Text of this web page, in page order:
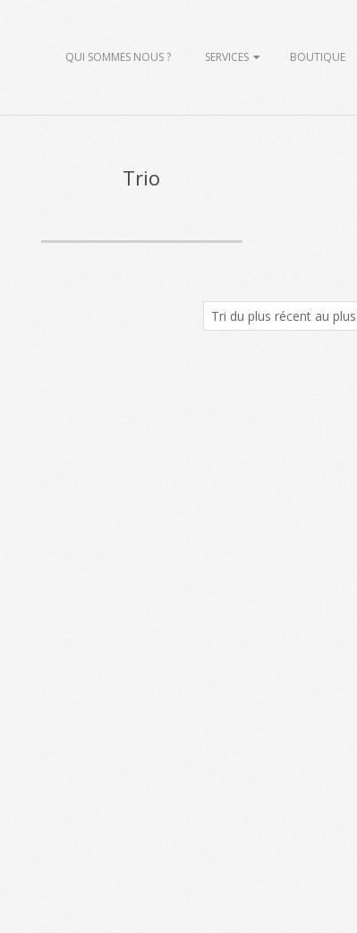
PrimaryQUI SOMMES NOUS ? SERVICES BOUTIQUE
Trio